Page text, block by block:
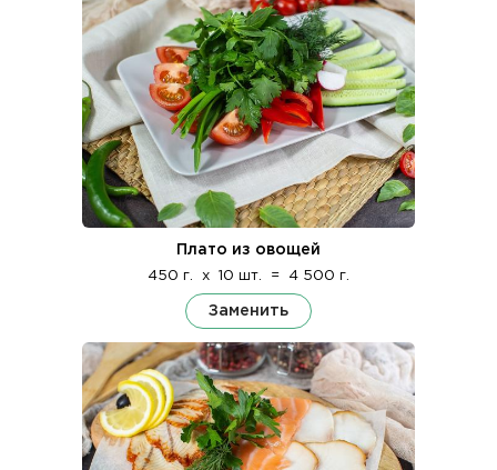
Плато из овощей
450 г. x 10 шт. = 4 500 г.
Заменить